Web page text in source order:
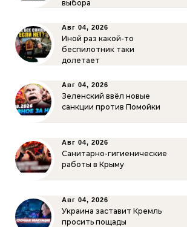
выбора
Авг 04, 2026
Иной раз какой-то
беспилотник таки
долетает
Авг 04, 2026
Зеленский ввёл новые
санкции против Помойки
Авг 04, 2026
Санитарно-гигиенические
работы в Крыму
Авг 04, 2026
Украина заставит Кремль
просить пощады